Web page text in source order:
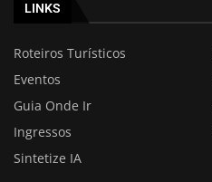
LINKS
Roteiros Turísticos
Eventos
Guia Onde Ir
Ingressos
Sintetize IA